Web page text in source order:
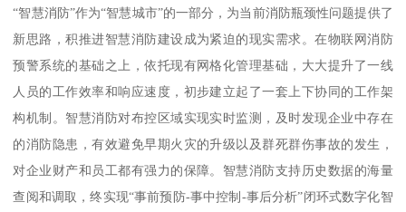
“智慧消防”作为“智慧城市”的一部分，为当前消防瓶颈性问题提供了
新思路，积推进智慧消防建设成为紧迫的现实需求。在物联网消防
预警系统的基础之上，依托现有网格化管理基础，大大提升了一线
人员的工作效率和响应速度，初步建立起了一套上下协同的工作架
构机制。智慧消防对布控区域实现实时监测，及时发现企业中存在
的消防隐患，有效避免早期火灾的升级以及群死群伤事故的发生，
对企业财产和员工都有强力的保障。智慧消防支持历史数据的海量
查阅和调取，终实现“事前预防-事中控制-事后分析”闭环式数字化智